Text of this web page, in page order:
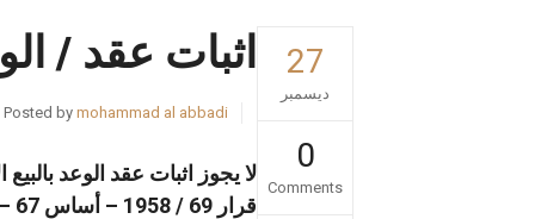
27
ديسمبر
0
Comments
اثبات عقد /
Posted by mohammad al abbadi
لا يجوز اثبات عقد الوعد
قرار 69 / 1958 – أساس 67 – محاكم النقض – سورية .
تواصل